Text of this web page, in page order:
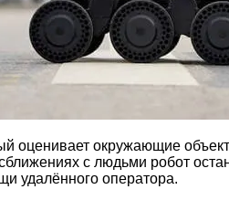
оценивает окружающие
с людьми робот
удалённого оператора.